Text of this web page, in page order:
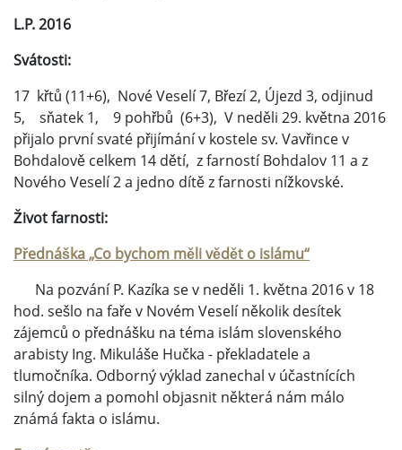
L.P. 2016
Svátosti:
17 křtů (11+6), Nové Veselí 7, Březí 2, Újezd 3, odjinud
5, sňatek 1, 9 pohřbů (6+3), V neděli 29. května 2016
přijalo první svaté přijímání v kostele sv. Vavřince v
Bohdalově celkem 14 dětí, z farností Bohdalov 11 a z
Nového Veselí 2 a jedno dítě z farnosti nížkovské.
Život farnosti:
Přednáška „Co bychom měli vědět o islámu“
Na pozvání P. Kazíka se v neděli 1. května 2016 v 18
hod. sešlo na faře v Novém Veselí několik desítek
zájemců o přednášku na téma islám slovenského
arabisty Ing. Mikuláše Hučka - překladatele a
tlumočníka. Odborný výklad zanechal v účastnících
silný dojem a pomohl objasnit některá nám málo
známá fakta o islámu.